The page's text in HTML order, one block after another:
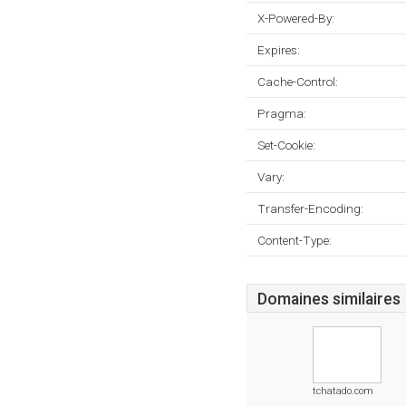
X-Powered-By:
Expires:
Cache-Control:
Pragma:
Set-Cookie:
Vary:
Transfer-Encoding:
Content-Type:
Domaines similaires
tchatado.com